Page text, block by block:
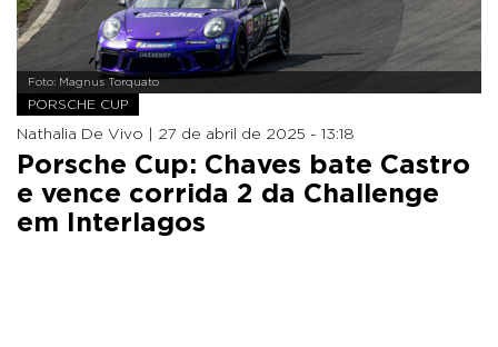
Foto: Magnus Torquato
PORSCHE CUP
Nathalia De Vivo | 27 de abril de 2025 - 13:18
Porsche Cup: Chaves bate Castro
e vence corrida 2 da Challenge
em Interlagos